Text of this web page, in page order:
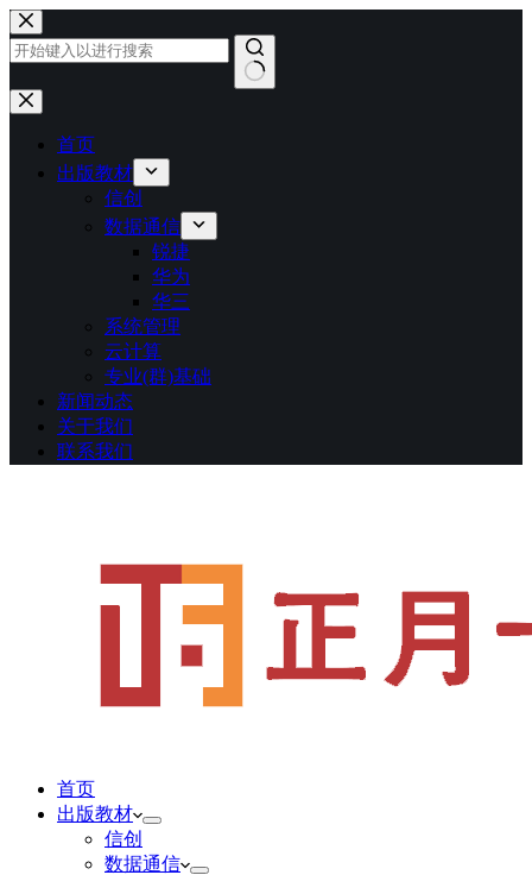
跳
至
内
容
无
首页
出版教材
信创
数据通信
锐捷
华为
华三
系统管理
云计算
专业(群)基础
新闻动态
关于我们
联系我们
首页
出版教材
信创
数据通信